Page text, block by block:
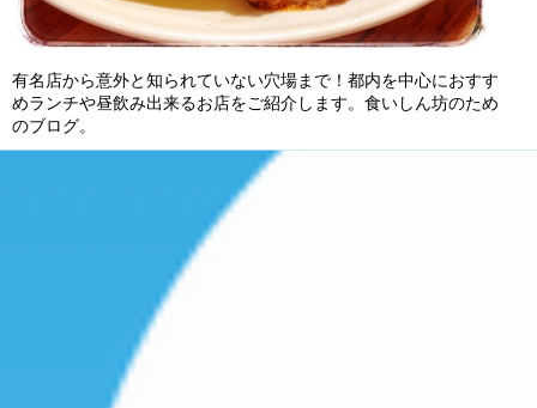
有名店から意外と知られていない穴場まで！都内を中心におすす
めランチや昼飲み出来るお店をご紹介します。食いしん坊のため
のブログ。